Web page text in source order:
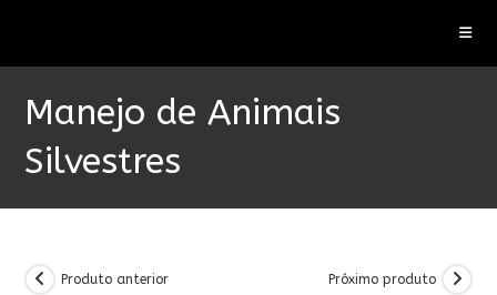
o
conteúdoManejo de Animais
Silvestres
Produto anterior Próximo produto